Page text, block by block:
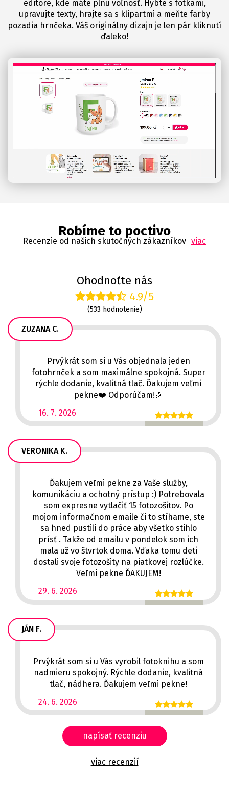
editore, kde máte plnú voľnosť. Hýbte s fotkami,
upravujte texty, hrajte sa s klipartmi a meňte farby
pozadia hrnčeka. Váš originálny dizajn je len pár kliknutí
ďaleko!
Robíme to poctivo
Recenzie od našich skutočných zákazníkov viac
Ohodnoťte nás
4.9/5
(533 hodnotenie)
ZUZANA C.
16. 7. 2026
Prvýkrát som si u Vás objednala jeden
fotohrnček a som maximálne spokojná. Super
rýchle dodanie, kvalitná tlač. Ďakujem veľmi
pekne❤️ Odporúčam!🎉
VERONIKA K.
29. 6. 2026
Ďakujem veľmi pekne za Vaše služby,
komunikáciu a ochotný prístup :) Potrebovala
som expresne vytlačiť 15 fotozošitov. Po
mojom informačnom emaile či to stíhame, ste
sa hned pustili do práce aby všetko stihlo
prísť . Takže od emailu v pondelok som ich
mala už vo štvrtok doma. Vďaka tomu deti
dostali svoje fotozošity na piatkovej rozlúčke.
Veľmi pekne ĎAKUJEM!
JÁN F.
24. 6. 2026
Prvýkrát som si u Vás vyrobil fotoknihu a som
nadmieru spokojný. Rýchle dodanie, kvalitná
tlač, nádhera. Ďakujem veľmi pekne!
napísať recenziu
viac recenzií